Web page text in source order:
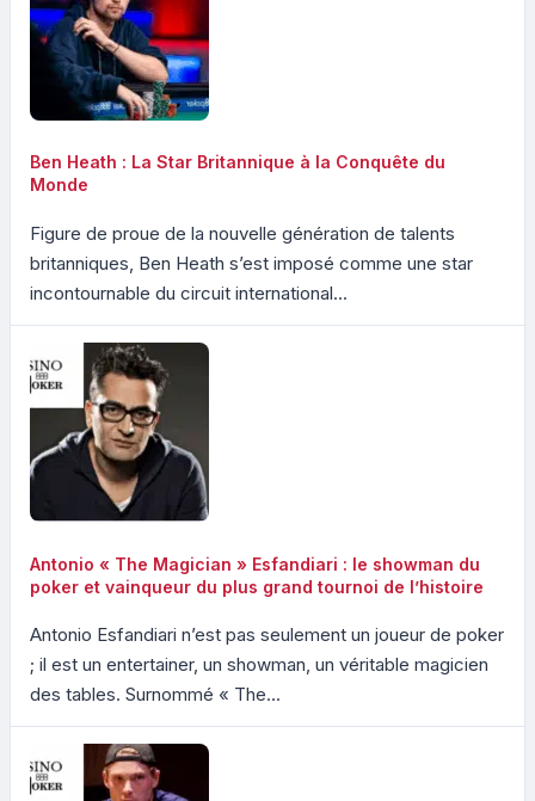
Ben Heath : La Star Britannique à la Conquête du
Monde
Figure de proue de la nouvelle génération de talents
britanniques, Ben Heath s’est imposé comme une star
incontournable du circuit international...
Antonio « The Magician » Esfandiari : le showman du
poker et vainqueur du plus grand tournoi de l’histoire
Antonio Esfandiari n’est pas seulement un joueur de poker
; il est un entertainer, un showman, un véritable magicien
des tables. Surnommé « The...